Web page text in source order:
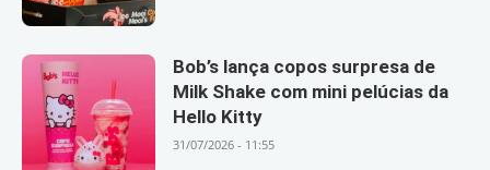
Bob’s lança copos surpresa de
Milk Shake com mini pelúcias da
Hello Kitty
31/07/2026 - 11:55